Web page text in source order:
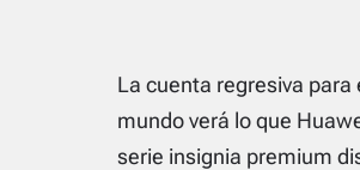
La cuenta regresiva
mundo verá lo que
serie insignia premium